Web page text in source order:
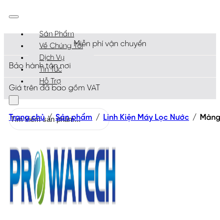
Sản Phẩm
Về Chúng Tôi
Dịch Vụ
Tin Tức
Hỗ Trợ
Tìm
kiếm
Miễn phí vận chuyển
Bảo hành tận nơi
Giá trên đã bao gồm VAT
Trang chủ /Sản phẩm / Linh Kiện Máy Lọc Nước /